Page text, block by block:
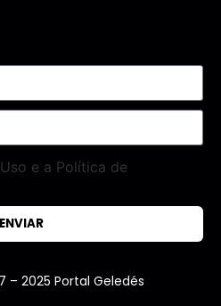
e a Política de
ENVIAR
– 2025 Portal Geledés